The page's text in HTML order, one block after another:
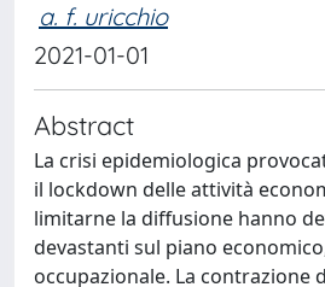
a. f. uricchio
2021-01-01
Abstract
La crisi epidemiologica
il lockdown delle attività
limitarne la diffusione hanno
devastanti sul piano
occupazionale. La contrazione